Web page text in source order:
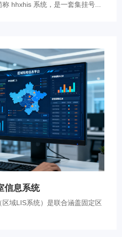
hhxhis 系统，是一套集挂号...
信息系统
域LIS系统）是联合涵盖固定区